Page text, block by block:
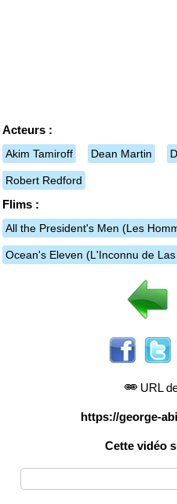
Acteurs :
Akim Tamiroff Dean Martin
Robert Redford
Flims :
All the President's Men (Les
Ocean's Eleven (L'Inconnu de Las
URL
https://george-
Cette vidéo